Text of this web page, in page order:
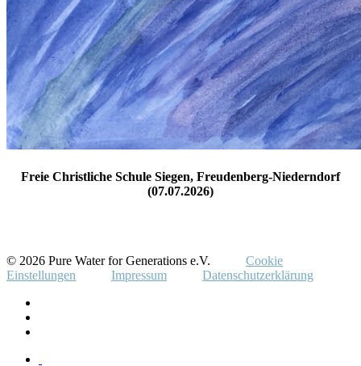
Freie Christliche Schule Siegen, Freudenberg-Niederndorf
(07.07.2026)
© 2026 Pure Water for Generations e.V.
Cookie
Einstellungen
Impressum Datenschutzerklärung